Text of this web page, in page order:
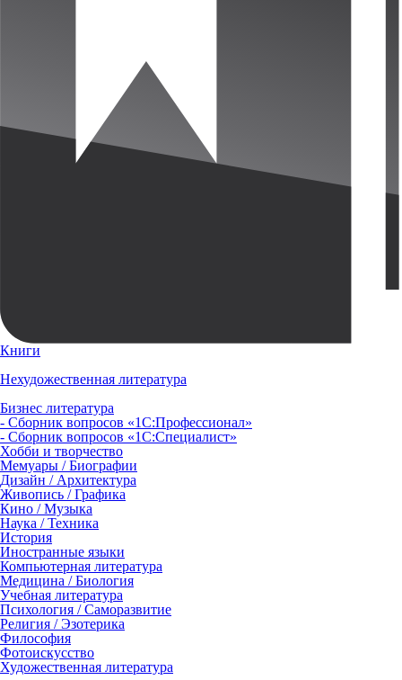
Книги
Нехудожественная литература
Бизнес литература
- Сборник вопросов «1С:Профессионал»
- Сборник вопросов «1С:Специалист»
Хобби и творчество
Мемуары / Биографии
Дизайн / Архитектура
Живопись / Графика
Кино / Музыка
Наука / Техника
История
Иностранные языки
Компьютерная литература
Медицина / Биология
Учебная литература
Психология / Саморазвитие
Религия / Эзотерика
Философия
Фотоискусство
Художественная литература